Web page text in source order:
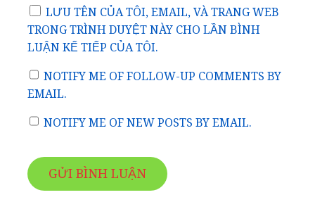
LƯU TÊN CỦA TÔI, EMAIL, VÀ TRANG WEB
TRONG TRÌNH DUYỆT NÀY CHO LẦN BÌNH
LUẬN KẾ TIẾP CỦA TÔI.
NOTIFY ME OF FOLLOW-UP COMMENTS BY
EMAIL.
NOTIFY ME OF NEW POSTS BY EMAIL.